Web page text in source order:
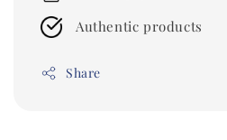
Authentic products
Share